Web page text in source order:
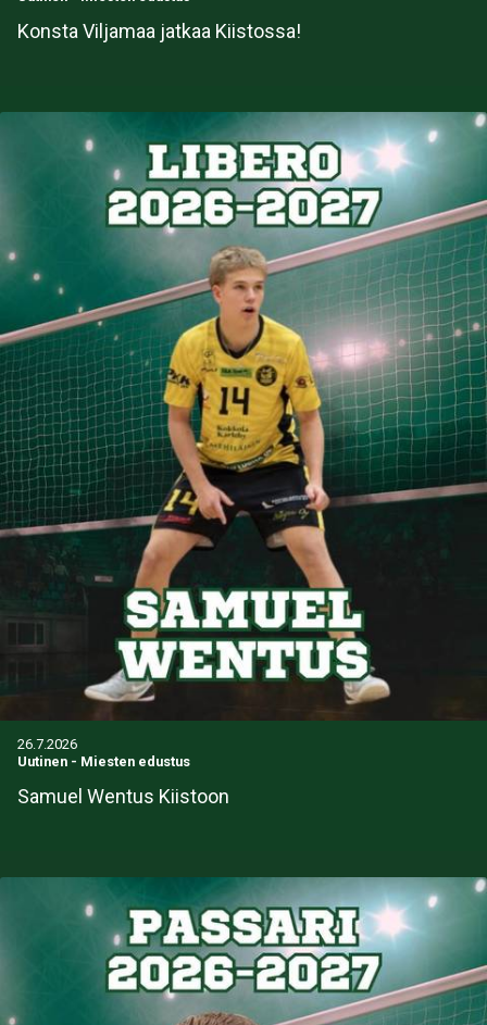
Konsta Viljamaa jatkaa Kiistossa!
26.7.2026
Uutinen - Miesten edustus
Samuel Wentus Kiistoon